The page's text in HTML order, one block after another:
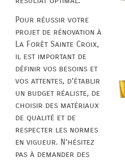
Pour réussir votre
projet de rénovation à
La Forêt Sainte Croix,
il est important de
définir vos besoins et
vos attentes, d’établir
un budget réaliste, de
choisir des matériaux
de qualité et de
respecter les normes
en vigueur. N’hésitez
pas à demander des